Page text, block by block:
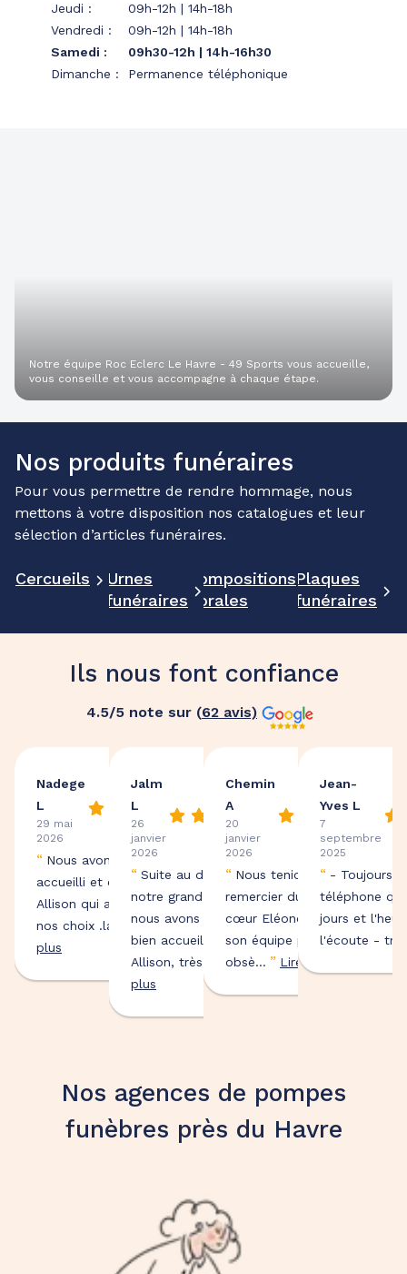
Jeudi :
09h-12h | 14h-18h
Vendredi :
09h-12h | 14h-18h
Samedi :
09h30-12h | 14h-16h30
Dimanche : Permanence téléphonique
Notre équipe Roc Eclerc Le Havre - 49 Sports vous accueille,
vous conseille et vous accompagne à chaque étape.
Nos produits funéraires
Pour vous permettre de rendre hommage, nous
mettons à votre disposition nos catalogues et leur
sélection d’articles funéraires.
Cercueils
Urnes
funéraires
Compositions
florales
Plaques
funéraires
Ils nous font confiance
4.5/5 note sur (62 avis)
Nadege
L
29 mai
2026
“ Nous avons très bien
accueilli et conseiller par
Allison qui a respecté
nos choix .la céré...
Lire
plus
Jalm
L
26
janvier
2026
“ Suite au décès de
notre grand-mère,
nous avons été très
bien accueillis par
Allison, très ...
” Lire
plus
Chemin
A
20
janvier
2026
“ Nous tenions à vous
remercier du fond du
cœur Eléonore ainsi que
son équipe pour les
obsè... ” Lire plus
Jean-
Yves L
7
septembre
2025
“ - Toujours
téléphone
jours et
l'écoute -
Nos agences de pompes
funèbres près du Havre